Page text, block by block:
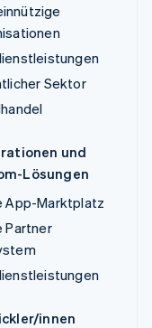
Sektor
und
Lösungen
App-Marktplatz
Partner
innen